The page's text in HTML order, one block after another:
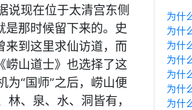
说现在位于太清宫东侧
那时候留下来的。史
来到这里求仙访道，而
崂山道士》也选择了这
为“国师”之后，崂山便
、泉、水、洞皆有，
为什
为什
为什
为什
为什
为什
为什